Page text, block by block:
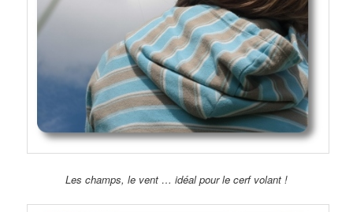
Les champs, le vent … idéal pour le cerf volant !